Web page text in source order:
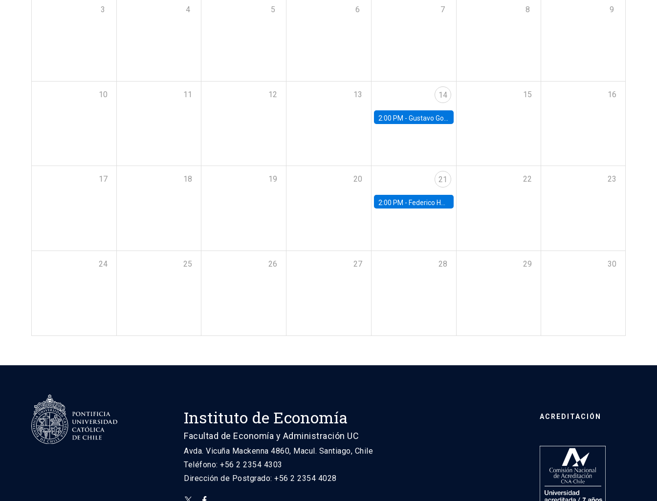
3 4 5 6 7 8 9
10 11 12 13 14
2:00 PM - Gustavo González - Banco Central de Chile
15 16
17 18 19 20 21
2:00 PM - Federico Huneeus - Banco Central de Chile
22 23
24 25 26 27 28 29 30
Instituto de Economía
Facultad de Economía y Administración UC
Avda. Vicuña Mackenna 4860, Macul. Santiago, Chile
Teléfono: +56 2 2354 4303
Dirección de Postgrado: +56 2 2354 4028
ACREDITACIÓN